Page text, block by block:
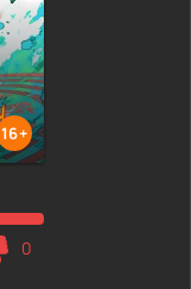
16+
0